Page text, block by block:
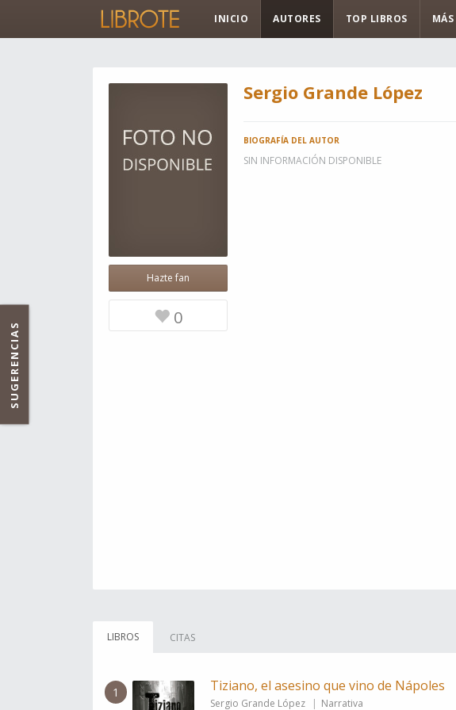
INICIO AUTORES TOP LIBROS MÁS
Hazte fan
0
Sergio Grande López
BIOGRAFÍA DEL AUTOR
SIN INFORMACIÓN DISPONIBLE
LIBROS CITAS
1 Tiziano, el asesino que vino de Nápoles
Sergio Grande López Narrativa
SUGERENCIAS